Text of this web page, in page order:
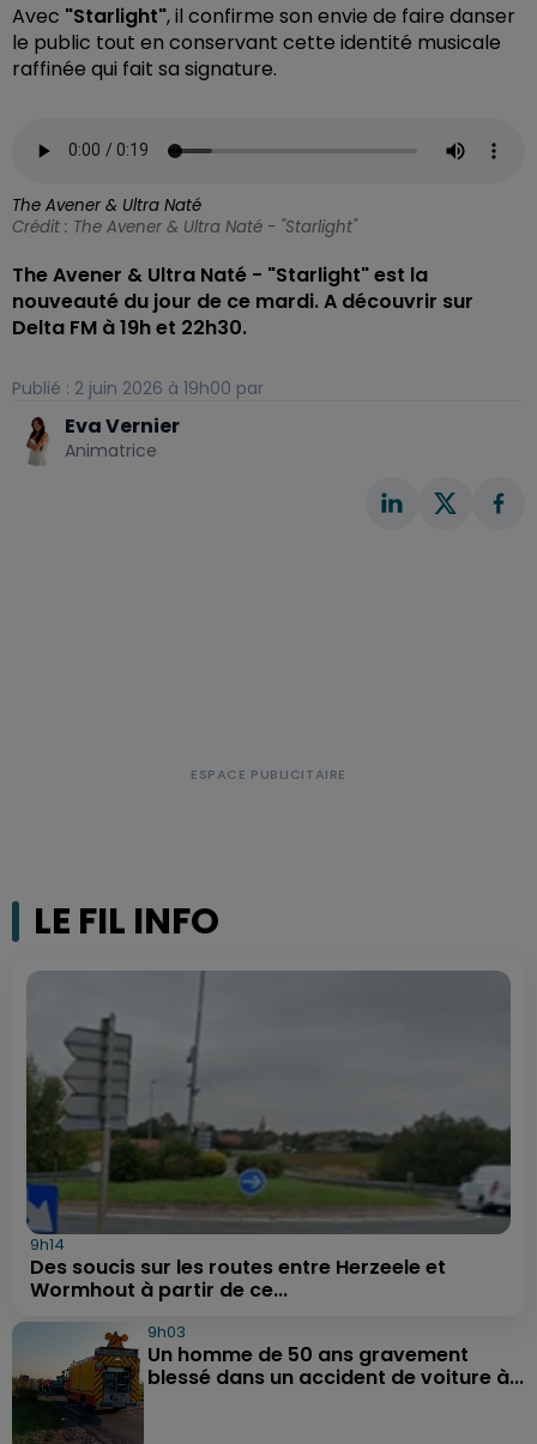
Avec "Starlight", il confirme son envie de faire danser
le public tout en conservant cette identité musicale
raffinée qui fait sa signature.
The Avener & Ultra Naté
Crédit : The Avener & Ultra Naté - "Starlight"
The Avener & Ultra Naté - "Starlight" est la
nouveauté du jour de ce mardi. A découvrir sur
Delta FM à 19h et 22h30.
Publié : 2 juin 2026 à 19h00 par
Eva Vernier
Animatrice
LE FIL INFO
9h14
Des soucis sur les routes entre Herzeele et
Wormhout à partir de ce...
9h03
Un homme de 50 ans gravement
blessé dans un accident de voiture à...